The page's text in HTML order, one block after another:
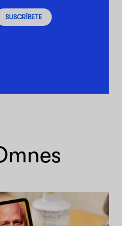
SUSCRÍBETE